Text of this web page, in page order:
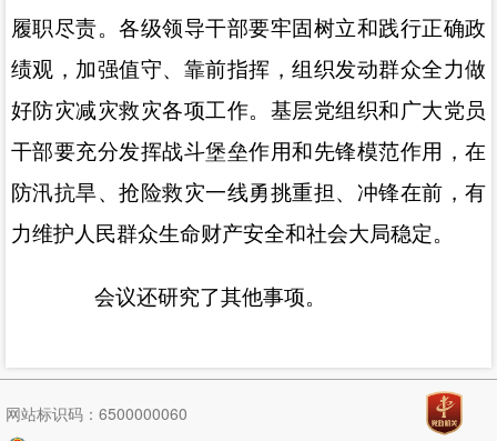
履职尽责。各级领导干部要牢固树立和践行正确政
绩观，加强值守、靠前指挥，组织发动群众全力做
好防灾减灾救灾各项工作。基层党组织和广大党员
干部要充分发挥战斗堡垒作用和先锋模范作用，在
防汛抗旱、抢险救灾一线勇挑重担、冲锋在前，有
力维护人民群众生命财产安全和社会大局稳定。
会议还研究了其他事项。
网站标识码：6500000060